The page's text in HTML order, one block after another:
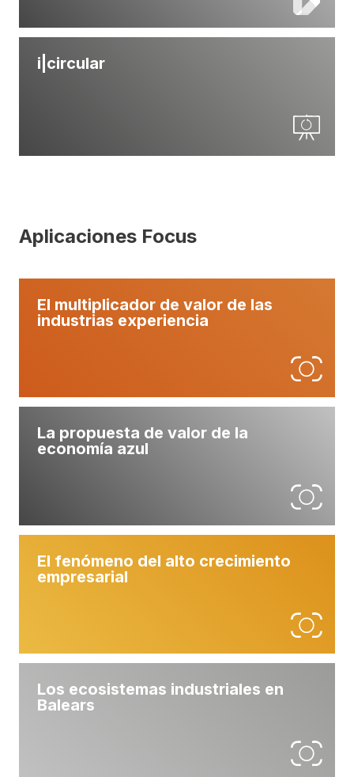
i| circular
Aplicaciones Focus
El multiplicador de valor de las
industrias experiencia
La propuesta de valor de la
economía azul
El fenómeno del alto crecimiento
empresarial
Los ecosistemas industriales en
Balears